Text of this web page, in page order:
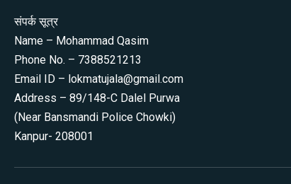
संपर्क सूत्र
Name – Mohammad Qasim
Phone No. – 7388521213
Email ID – lokmatujala@gmail.com
Address – 89/148-C Dalel Purwa
(Near Bansmandi Police Chowki)
Kanpur- 208001